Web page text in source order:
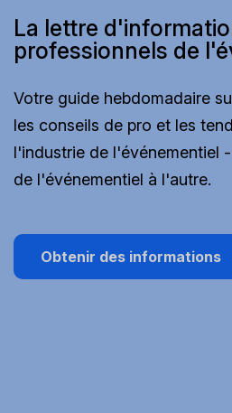
La lettre
professionnels de
Votre guide hebdomadaire
les conseils de pro et les
l'industrie de l'événementiel
de l'événementiel à l'autre.
Obtenir des informations